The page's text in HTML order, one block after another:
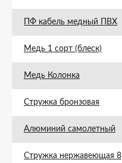
ПФ кабель медный ПВХ
Медь 1 сорт (блеск)
Медь Колонка
Стружка бронзовая
Алюминий самолетный
Стружка нержавеющая 8